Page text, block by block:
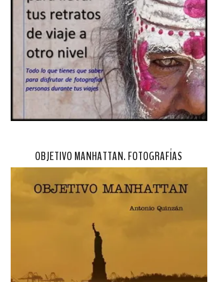
OBJETIVO MANHATTAN. FOTOGRAFÍAS